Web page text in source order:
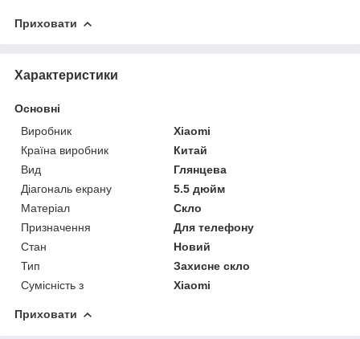
Приховати
Характеристики
Основні
Виробник
Xiaomi
Країна виробник
Китай
Вид
Глянцева
Діагональ екрану
5.5 дюйм
Матеріал
Скло
Призначення
Для телефону
Стан
Новий
Тип
Захисне скло
Сумісність з
Xiaomi
Приховати